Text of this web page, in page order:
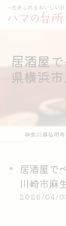
居酒屋
県横浜
居酒屋で
川崎市麻
2026/04/